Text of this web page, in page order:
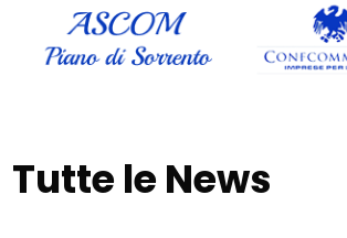
Tutte le News